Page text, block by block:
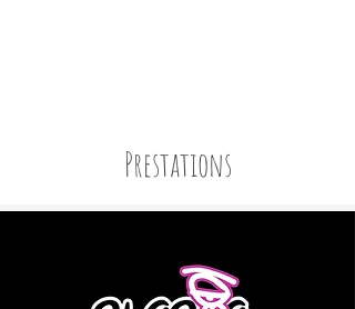
Prestations